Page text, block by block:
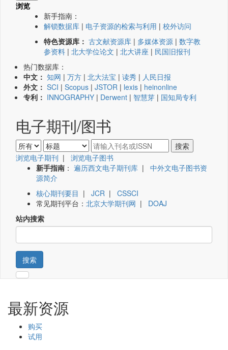
浏览
新手指南：
解锁数据库 | 电子资源的检索与利用 | 校外访问
特色资源库： 古文献资源库 | 多媒体资源 | 数字教
参资料 | 北大学位论文 | 北大讲座 | 民国旧报刊
热门数据库：
中文： 知网 | 万方 | 北大法宝 | 读秀 | 人民日报
外文： SCI | Scopus | JSTOR | lexis | heinonline
专利： INNOGRAPHY | Derwent | 智慧芽 | 国知局专利
电子期刊/图书
浏览电子期刊 | 浏览电子图书
新手指南 ： 遍历西文电子期刊库 | 中外文电子图书资
源简介
核心期刊要目 | JCR | CSSCI
常见期刊平台： 北京大学期刊网 | DOAJ
站内搜索
搜索
最新资源
购买
试用